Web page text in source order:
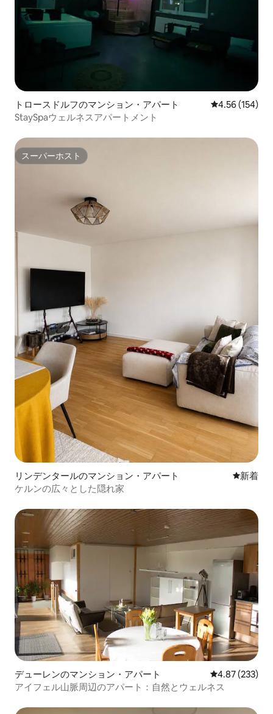
トロースドルフのマンション・アパート レビュー154
4.56 (154)
StaySpaウェルネスアパートメント
スーパーホスト
スーパーホスト
リンデンタールのマンション・アパート 新しい宿
新着
ケルンの広々とした隠れ家
デューレンのマンション・アパート レビュー233
4.87 (233)
アイフェル山脈周辺のアパート：自然とウェルネス